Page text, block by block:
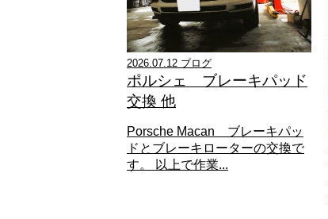
2026.07.12 ブログ
ポルシェ ブレーキパッド
交換 他
Porsche Macan ブレーキパッ
ドとブレーキローターの交換で
す。 以上で作業...